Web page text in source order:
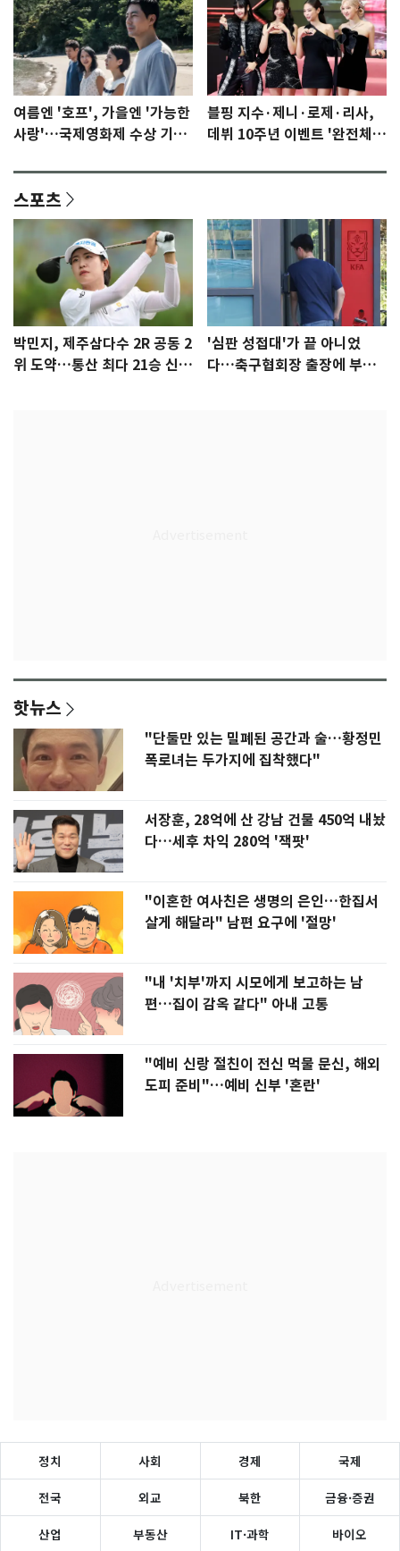
여름엔 '호프', 가을엔 '가능한
사랑'…국제영화제 수상 기대
블핑 지수·제니·로제·리사,
데뷔 10주년 이벤트 '완전체'
스포츠
박민지, 제주삼다수 2R 공동 2
위 도약…통산 최다 21승 신기
'심판 성접대'가 끝 아니었
다…축구협회장 출장에 부인
핫뉴스
"단둘만 있는 밀폐된 공간과 술…황정민
폭로녀는 두가지에 집착했다"
서장훈, 28억에 산 강남 건물 450억 내놨
다…세후 차익 280억 '잭팟'
"이혼한 여사친은 생명의 은인…한집서
살게 해달라" 남편 요구에 '절망'
"내 '치부'까지 시모에게 보고하는 남
편…집이 감옥 같다" 아내 고통
"예비 신랑 절친이 전신 먹물 문신, 해외
도피 준비"…예비 신부 '혼란'
정치 사회 경제 국제
전국 외교 북한 금융·증권
산업 부동산 IT·과학 바이오